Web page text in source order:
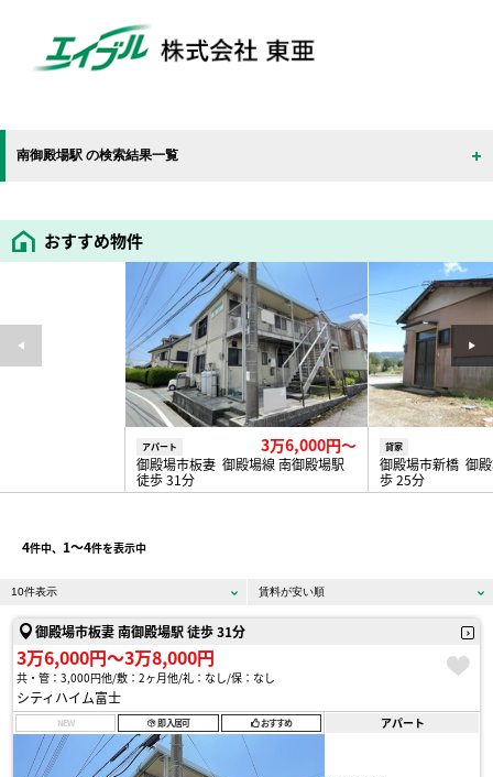
南御殿場駅 の検索結果一覧
おすすめ物件
アパート 3万6,000円〜
御殿場市板妻 御殿場線 南御殿場駅
徒歩 31分
貸家
御殿場市新橋 御
歩 25分
4件中、 1〜4件を表示中
御殿場市板妻 南御殿場駅 徒歩 31分
3万6,000円〜3万8,000円
共・管：3,000円他 敷：2ヶ月他 礼：なし 保：なし
シティハイム富士
NEW 即入居可 おすすめ アパート